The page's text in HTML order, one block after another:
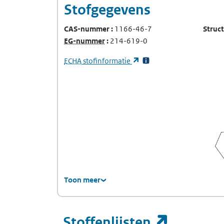
Stofgegevens
CAS-nummer 1166-46-7
EG-nummer(Europees Gemeenschap-nummer)
214-619-0
ECHA(Europees Agentschap voor chemische
stofinformatie (opent in een nieuw
Toon meer